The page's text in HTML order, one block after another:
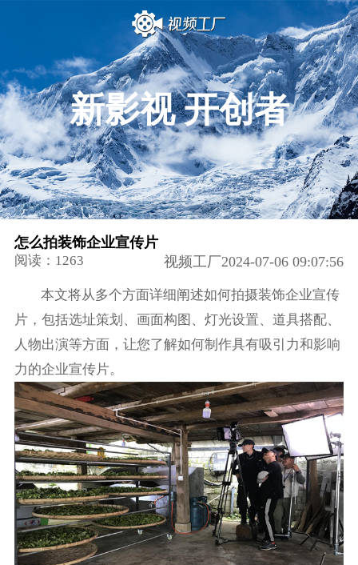
新影视 开创者
怎么拍装饰企业宣传片
阅读：1263 视频工厂2024-07-06 09:07:56
本文将从多个方面详细阐述如何拍摄装饰企业宣传
片，包括选址策划、画面构图、灯光设置、道具搭配、
人物出演等方面，让您了解如何制作具有吸引力和影响
力的企业宣传片。